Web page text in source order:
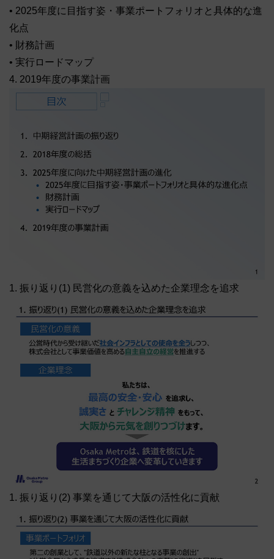
• 2025年度に目指す姿・事業ポートフォリオと具体的な進
化点
• 財務計画
• 実行ロードマップ
4. 2019年度の事業計画
1. 振り返り(1) 民営化の意義を込めた企業理念を追求
1. 振り返り(2) 事業を通じて大阪の活性化に貢献